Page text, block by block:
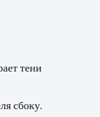
тени
сбоку.